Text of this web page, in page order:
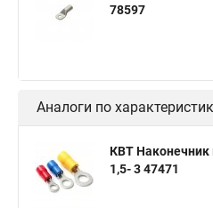
78597
Аналоги по
КВТ
1,5- 3 47471